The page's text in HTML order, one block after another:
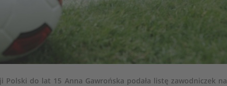
Polski do lat 15 Anna Gawrońska podała listę zawodniczek na